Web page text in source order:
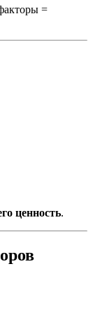
=
ценность.